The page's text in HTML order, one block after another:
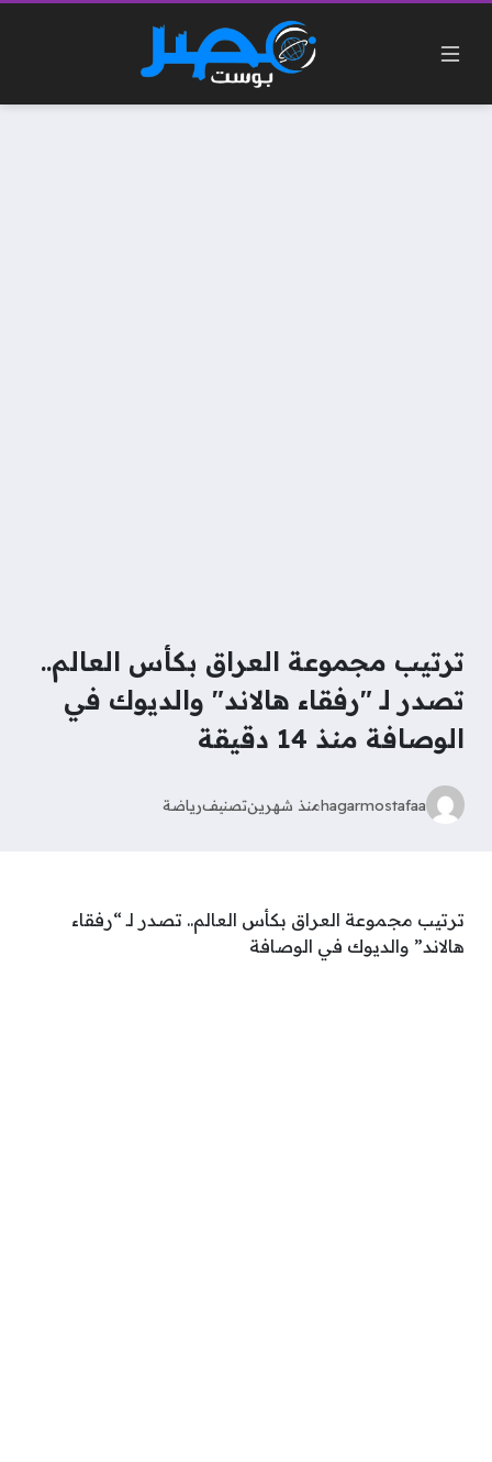
ترتيب مجموعة العراق بكأس العالم..
تصدر لـ "رفقاء هالاند" والديوك في
الوصافة منذ 14 دقيقة
hagarmostafaaمنذ شهرينتصنيفرياضة
ترتيب مجموعة العراق بكأس العالم.. تصدر لـ “رفقاء
هالاند” والديوك في الوصافة